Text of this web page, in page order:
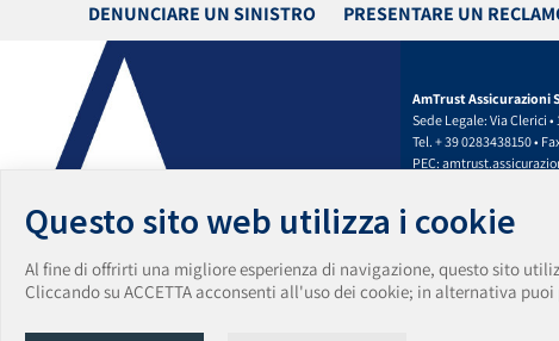
DENUNCIARE UN SINISTRO PRESENTARE UN
AmTrust Assicurazioni
Sede Legale: Via Clerici •
Tel. + 39 0283438150 •
PEC:
Capitale Sociale €
iscrizione Registro
n. 2595 del 14/03/2008
Data e numero di
Questo sito web utilizza i cookie
Al fine di offrirti una migliore esperienza di navigazione, questo sito
Cliccando su ACCETTA acconsenti all'uso dei cookie; in alternativa